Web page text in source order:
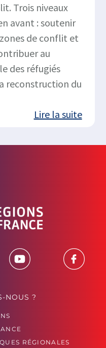
Trois niveaux
avant : soutenir
de conflit et
au
des réfugiés
reconstruction du
Lire la suite
NOUS ?
RÉGIONALES